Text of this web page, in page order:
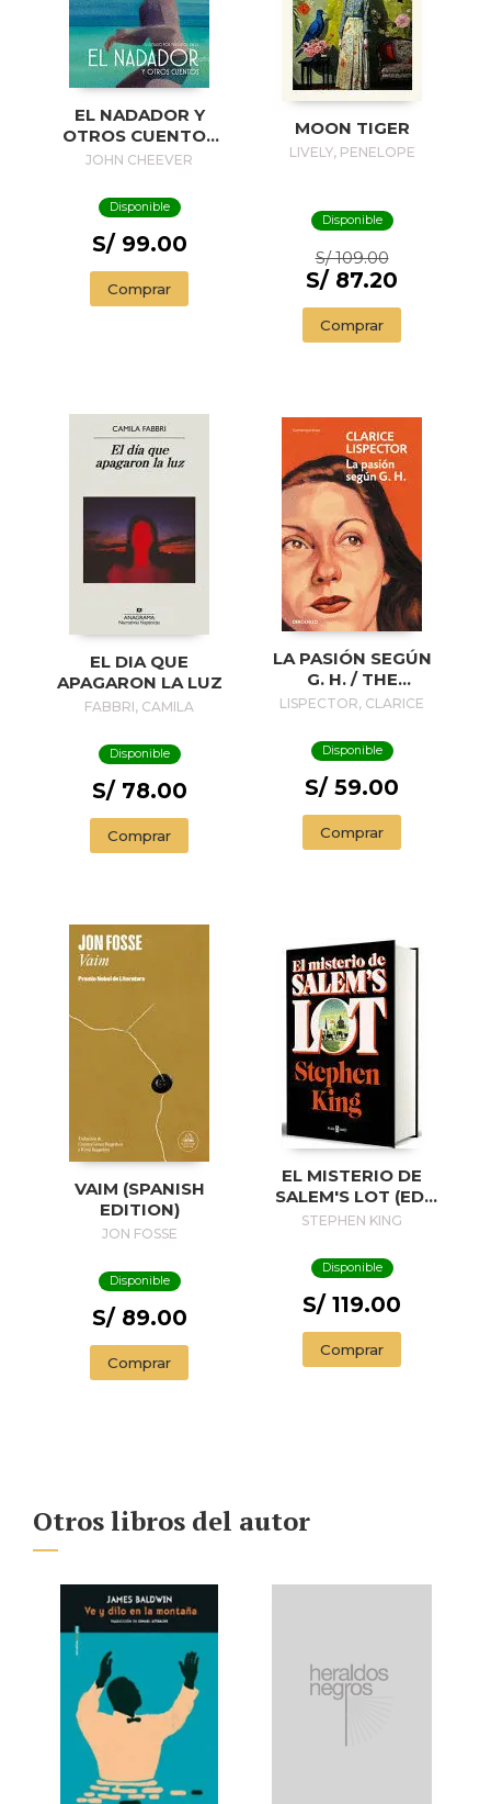
EL NADADOR Y
OTROS CUENTOS
(EDICIÓN
SWIMMER AND
OTHER STORIES (
ILLUSTRADED
JOHN CHEEVER
Disponible
S/ 99.00
Comprar
MOON TIGER
LIVELY, PENELOPE
Disponible
S/ 109.00
S/ 87.20
Comprar
EL DIA QUE
APAGARON LA LUZ
FABBRI, CAMILA
Disponible
S/ 78.00
Comprar
LA PASIÓN SEGÚN
G. H. / THE
PASSION
H.
LISPECTOR, CLARICE
Disponible
S/ 59.00
Comprar
VAIM (SPANISH
EDITION)
JON FOSSE
Disponible
S/ 89.00
Comprar
EL MISTERIO DE
SALEM'S LOT (ED.
50 ANIVERSARIO) /
STEPHEN KING
Disponible
S/ 119.00
Comprar
Otros libros del autor